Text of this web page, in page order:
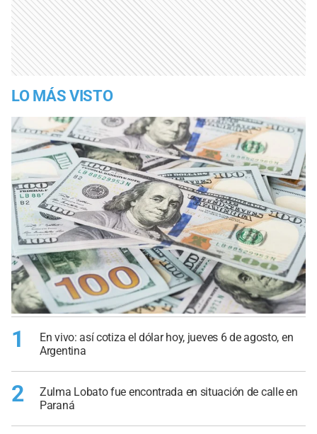
LO MÁS VISTO
1
En vivo: así cotiza el dólar hoy, jueves 6 de agosto, en
Argentina
2
Zulma Lobato fue encontrada en situación de calle en
Paraná